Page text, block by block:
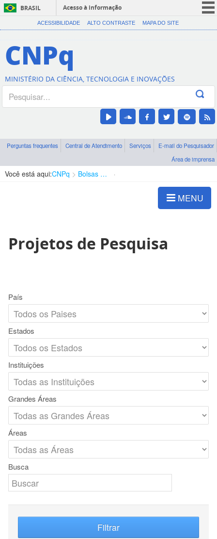
BRASIL
Acesso à informação
CORONAVÍRUS (COVID-19)
Canais
ACESSIBILIDADE ALTO CONTRASTE MAPA DO SITE
CNPq
MINISTÉRIO DA CIÊNCIA, TECNOLOGIA E INOVAÇÕES
Perguntas frequentes Central de Atendimento Serviços
E-mail do Pesquisador
Área de imprensa
Você está aqui:CNPq Bolsas e Auxílios Vigentes
MENU
Projetos de Pesquisa
País
Estados
Instituições
Grandes Áreas
Áreas
Busca
Filtrar